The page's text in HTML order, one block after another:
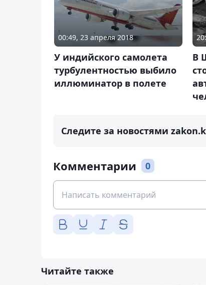
00:49, 23 апреля 2018
У индийского самолета
турбулентностью выбило
иллюминатор в полете
В
Следите за новостями
Комментарии 0
Читайте также